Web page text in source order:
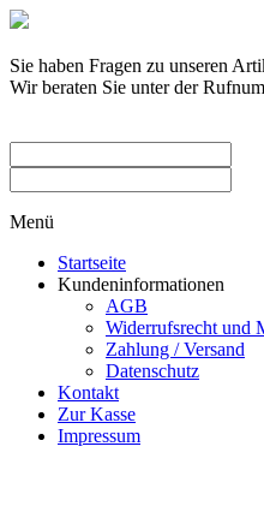
Sie haben Fragen zu unseren
Wir beraten Sie unter der
Menü
Startseite
Kundeninformationen
AGB
Widerrufsrecht und
Zahlung / Versand
Datenschutz
Kontakt
Zur Kasse
Impressum